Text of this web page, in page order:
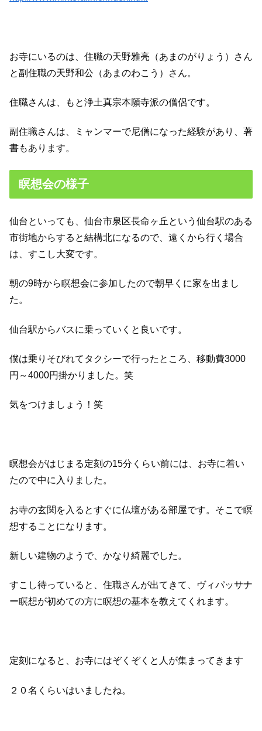
お寺にいるのは、住職の天野雅亮（あまのがりょう）さん
と副住職の天野和公（あまのわこう）さん。
住職さんは、もと浄土真宗本願寺派の僧侶です。
副住職さんは、ミャンマーで尼僧になった経験があり、著
書もあります。
瞑想会の様子
仙台といっても、仙台市泉区長命ヶ丘という仙台駅のある
市街地からすると結構北になるので、遠くから行く場合
は、すこし大変です。
朝の9時から瞑想会に参加したので朝早くに家を出まし
た。
仙台駅からバスに乗っていくと良いです。
僕は乗りそびれてタクシーで行ったところ、移動費3000
円～4000円掛かりました。笑
気をつけましょう！笑
瞑想会がはじまる定刻の15分くらい前には、お寺に着い
たので中に入りました。
お寺の玄関を入るとすぐに仏壇がある部屋です。そこで瞑
想することになります。
新しい建物のようで、かなり綺麗でした。
すこし待っていると、住職さんが出てきて、ヴィパッサナ
ー瞑想が初めての方に瞑想の基本を教えてくれます。
定刻になると、お寺にはぞくぞくと人が集まってきます
２０名くらいはいましたね。